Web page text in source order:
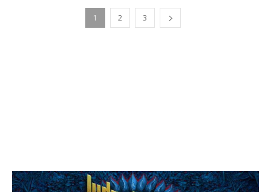
1 2 3